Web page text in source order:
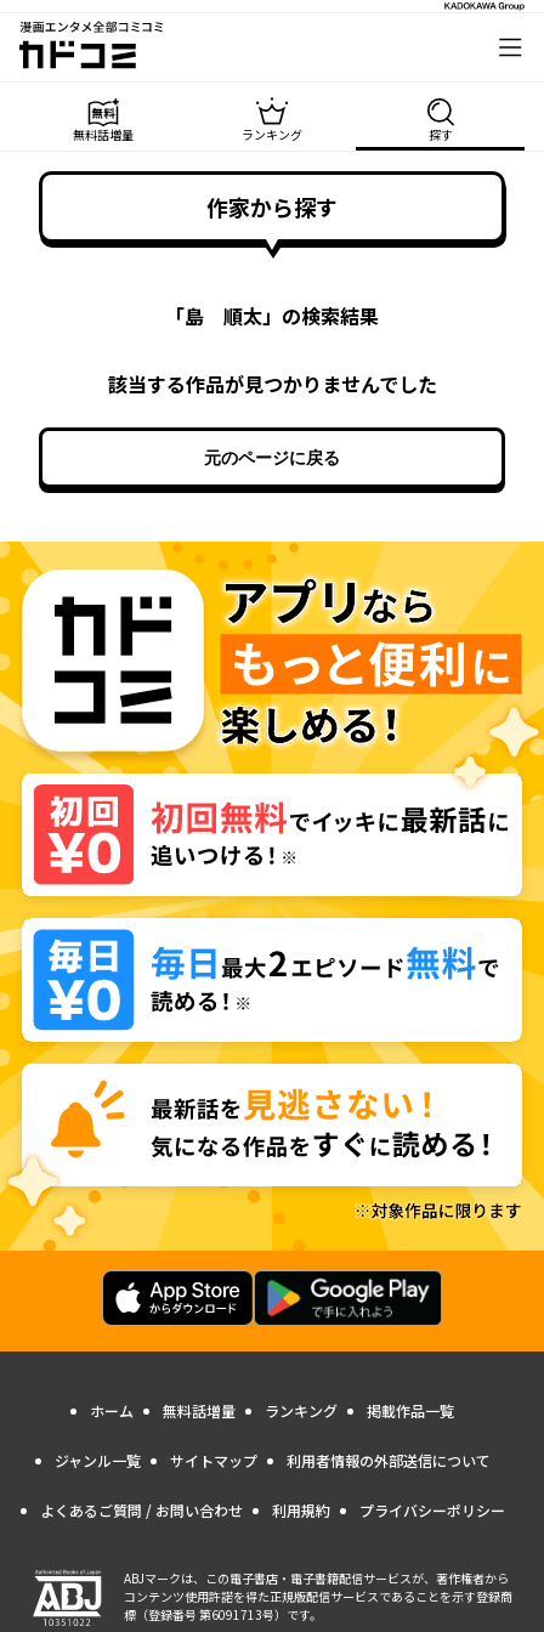
漫画エンタメ全部コミコミ
カドコミ
無料話増量 ランキング 探す
作家から探す
「島 順太」の検索結果
該当する作品が見つかりませんでした
元のページに戻る
ホーム 無料話増量 ランキング 掲載作品一覧
ジャンル一覧 サイトマップ 利用者情報の外部送信について
よくあるご質問 / お問い合わせ 利用規約 プライバシーポリシー
ABJマークは、この電子書店・電子書籍配信サービスが、著作権者から
コンテンツ使用許諾を得た正規版配信サービスであることを示す登録商
標（登録番号 第6091713号）です。